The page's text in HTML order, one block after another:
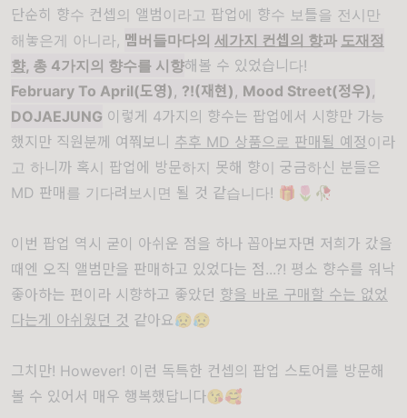
단순히 향수 컨셉의 앨범이라고 팝업에 향수 보틀을 전시만
해놓은게 아니라, 멤버들마다의 세가지 컨셉의 향과 도재정
향, 총 4가지의 향수를 시향해볼 수 있었습니다!
February To April(도영) , ?!(재현) , Mood Street(정우) ,
DOJAEJUNG 이렇게 4가지의 향수는 팝업에서 시향만 가능
했지만 직원분께 여쭤보니 추후 MD 상품으로 판매될 예정 이라
고 하니까 혹시 팝업에 방문하지 못해 향이 궁금하신 분들은
MD 판매를 기다려보시면 될 것 같습니다! 🎁🌷🥀
이번 팝업 역시 굳이 아쉬운 점을 하나 꼽아보자면 저희가 갔을
때엔 오직 앨범만을 판매하고 있었다는 점...?! 평소 향수를 워낙
좋아하는 편이라 시향하고 좋았던 향을 바로 구매할 수는 없었
다는게 아쉬웠던 것 같아요😥😥
그치만! However! 이런 독특한 컨셉의 팝업 스토어를 방문해
볼 수 있어서 매우 행복했답니다😘🥰